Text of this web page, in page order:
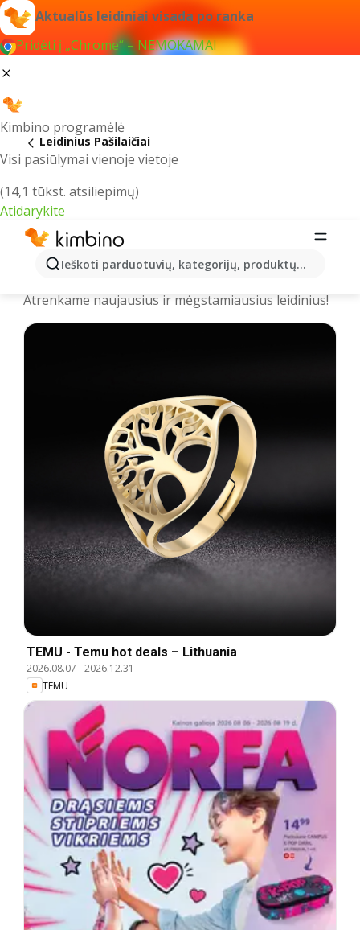
Aktualūs leidiniai visada po ranka
Pridėti į „Chrome“ – NEMOKAMAI
Kimbino programėlė
Visi pasiūlymai vienoje vietoje
(14,1 tūkst. atsiliepimų)
Atidarykite
Ieškoti parduotuvių, kategorijų, produktų...
Leidinius Pašilaičiai
Pašilaičiai - Naujausi leidiniai,
Atrenkame naujausius ir mėgstamiausius leidinius!
TEMU - Temu hot deals – Lithuania
2026.08.07 -2026.12.31
TEMU